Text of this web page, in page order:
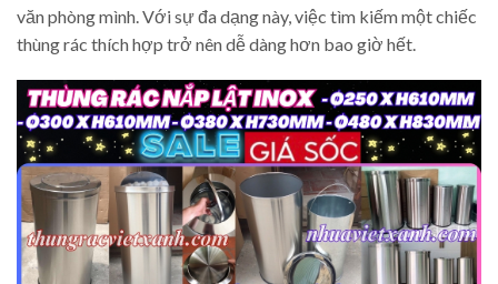
văn phòng mình. Với sự đa dạng này, việc tìm kiếm một chiếc
thùng rác thích hợp trở nên dễ dàng hơn bao giờ hết.